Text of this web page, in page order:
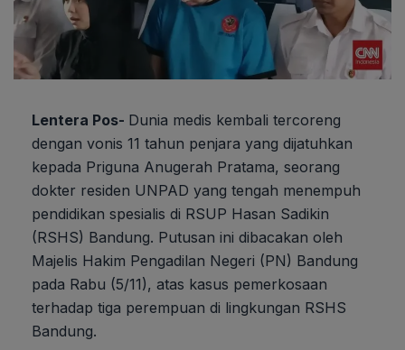
Lentera Pos- Dunia medis kembali tercoreng
dengan vonis 11 tahun penjara yang dijatuhkan
kepada Priguna Anugerah Pratama, seorang
dokter residen UNPAD yang tengah menempuh
pendidikan spesialis di RSUP Hasan Sadikin
(RSHS) Bandung. Putusan ini dibacakan oleh
Majelis Hakim Pengadilan Negeri (PN) Bandung
pada Rabu (5/11), atas kasus pemerkosaan
terhadap tiga perempuan di lingkungan RSHS
Bandung.